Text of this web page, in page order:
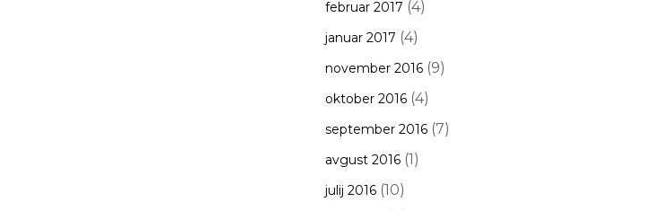
februar 2017 (4)
januar 2017 (4)
november 2016(9)
oktober 2016(4)
september 2016(7)
avgust 2016(1)
julij 2016(10)